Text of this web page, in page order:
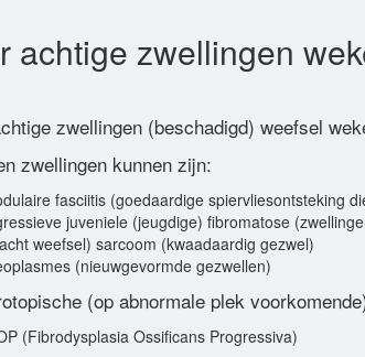
achtige zwellingen
zwellingen (beschadigd) weefsel
zwellingen kunnen zijn:
fasciitis (goedaardige spiervliesontsteking
juveniele (jeugdige) fibromatose
weefsel) sarcoom (kwaadaardig gezwel)
(nieuwgevormde gezwellen)
(op abnormale plek
(Fibrodysplasia Ossificans Progressiva)